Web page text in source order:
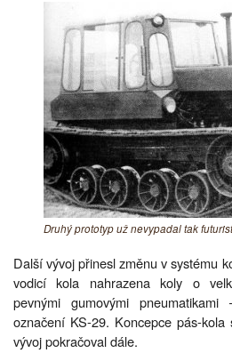
Druhý prototyp už nevypadal tak
Další vývoj přinesl změnu v systému
vodicí kola nahrazena koly o
pevnými gumovými
označení KS-29. Koncepce pás-
vývoj pokračoval dále.